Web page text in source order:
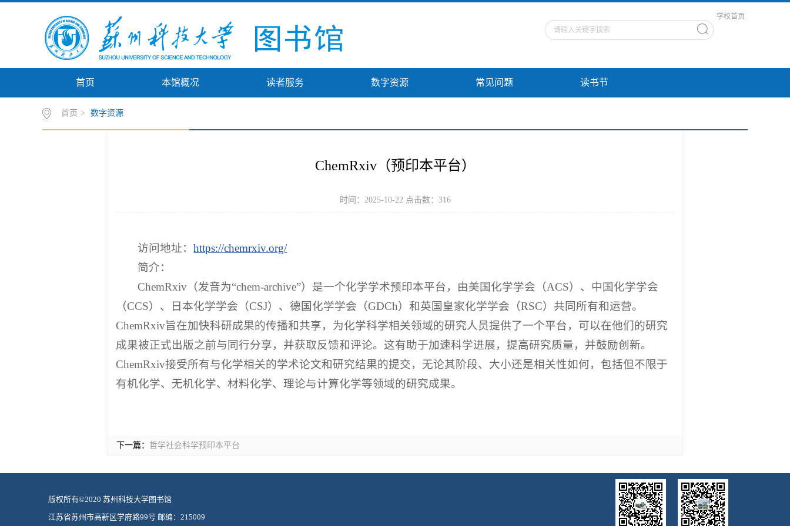
学校首页
首页 本馆概况 读者服务 数字资源 常见问题 读书节
首页 > 数字资源
ChemRxiv（预印本平台）
时间：2025-10-22 点击数： 316
访问地址：https://chemrxiv.org/
简介：
ChemRxiv（发音为“chem-archive”）是一个化学学术预印本平台，由美国化学学会（ACS）、中国化学学会
（CCS）、日本化学学会（CSJ）、德国化学学会（GDCh）和英国皇家化学学会（RSC）共同所有和运营。
ChemRxiv旨在加快科研成果的传播和共享，为化学科学相关领域的研究人员提供了一个平台，可以在他们的研究
成果被正式出版之前与同行分享，并获取反馈和评论。这有助于加速科学进展，提高研究质量，并鼓励创新。
ChemRxiv接受所有与化学相关的学术论文和研究结果的提交，无论其阶段、大小还是相关性如何，包括但不限于
有机化学、无机化学、材料化学、理论与计算化学等领域的研究成果。
下一篇： 哲学社会科学预印本平台
版权所有©2020 苏州科技大学图书馆
江苏省苏州市高新区学府路99号 邮编：215009